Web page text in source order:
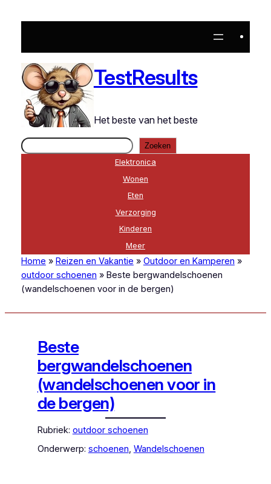
naar
inhoud
TestResults
Het beste van het beste
Zoeken
Zoeken
Elektronica
Wonen
Eten
Verzorging
Kinderen
Meer
Home » Reizen en Vakantie » Outdoor en Kamperen »
outdoor schoenen »Beste bergwandelschoenen
(wandelschoenen voor in de bergen)
Beste
bergwandelschoenen
(wandelschoenen voor in
de bergen)
Rubriek: outdoor schoenen
Onderwerp: schoenen, Wandelschoenen